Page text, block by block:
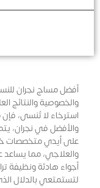
أفضل مساج نجران
والخصوصية والنتائج
استرخاء لا تُنسى،
والأفضل في نجران،
على أيدي متخصصات
والعلاجي، مما
أجواء هادئة ونظيفة
لتستمتعي بالدلال